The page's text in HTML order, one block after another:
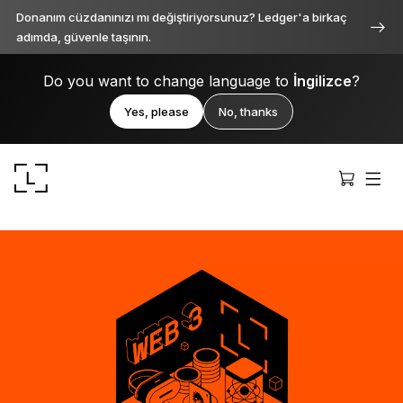
Donanım cüzdanınızı mı değiştiriyorsunuz? Ledger'a birkaç
adımda, güvenle taşının.
Do you want to change language to İngilizce?
Yes, please No, thanks
Ledger Stax
Her açıdan birinci sınıf